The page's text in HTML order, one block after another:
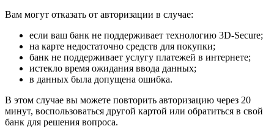
Вам могут отказать от авторизации в случае:
если ваш банк не поддерживает технологию 3D-Secure;
на карте недостаточно средств для покупки;
банк не поддерживает услугу платежей в интернете;
истекло время ожидания ввода данных;
в данных была допущена ошибка.
В этом случае вы можете повторить авторизацию через 20
минут, воспользоваться другой картой или обратиться в свой
банк для решения вопроса.